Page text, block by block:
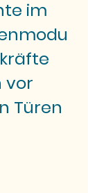
im
vor
Türen